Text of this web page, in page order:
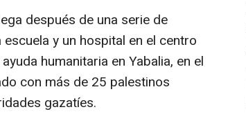
después de una serie de
y un hospital en el centro
humanitaria en Yabalia, en el
con más de 25 palestinos
gazatíes.